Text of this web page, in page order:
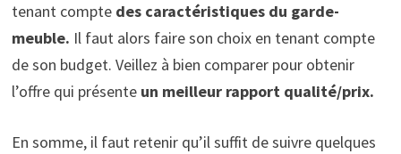
tenant compte des caractéristiques du garde-
meuble. Il faut alors faire son choix en tenant compte
de son budget. Veillez à bien comparer pour obtenir
l’offre qui présente un meilleur rapport qualité/prix.
En somme, il faut retenir qu’il suffit de suivre quelques